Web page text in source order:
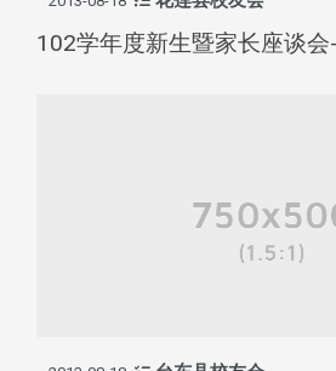
102学年度新生暨家长座谈会